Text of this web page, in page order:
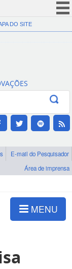
(COVID-19)
Canais
DO SITE
E-mail do Pesquisador
Área de imprensa
MENU